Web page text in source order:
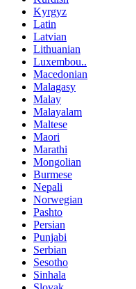
Kyrgyz
Latin
Latvian
Lithuanian
Luxembou..
Macedonian
Malagasy
Malay
Malayalam
Maltese
Maori
Marathi
Mongolian
Burmese
Nepali
Norwegian
Pashto
Persian
Punjabi
Serbian
Sesotho
Sinhala